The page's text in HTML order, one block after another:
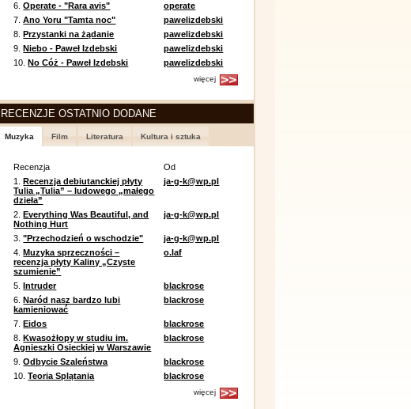
6.Operate - "Rara avis"
operate
7.Ano Yoru "Tamta noc"
pawelizdebski
8.Przystanki na żądanie
pawelizdebski
9.Niebo - Paweł Izdebski
pawelizdebski
10.No Cóż - Paweł Izdebski pawelizdebski
więcej
RECENZJE OSTATNIO DODANE
Muzyka Film Literatura Kultura i sztuka
Recenzja
Od
1.Recenzja debiutanckiej płyty
Tulia „Tulia” – ludowego „małego
dzieła”
ja-g-k@wp.pl
2.Everything Was Beautiful, and
Nothing Hurt
ja-g-k@wp.pl
3."Przechodzień o wschodzie"
ja-g-k@wp.pl
4.Muzyka sprzeczności –
recenzja płyty Kaliny „Czyste
szumienie”
o.laf
5.Intruder
blackrose
6.Naród nasz bardzo lubi
kamieniować
blackrose
7.Eidos
blackrose
8.Kwasożłopy w studiu im.
Agnieszki Osieckiej w Warszawie
blackrose
9.Odbycie Szaleństwa
blackrose
10.Teoria Splątania blackrose
więcej